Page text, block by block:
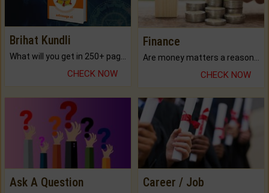
Brihat Kundli
CHECK NOW
Finance
CHECK NOW
Ask A Question Career / Job